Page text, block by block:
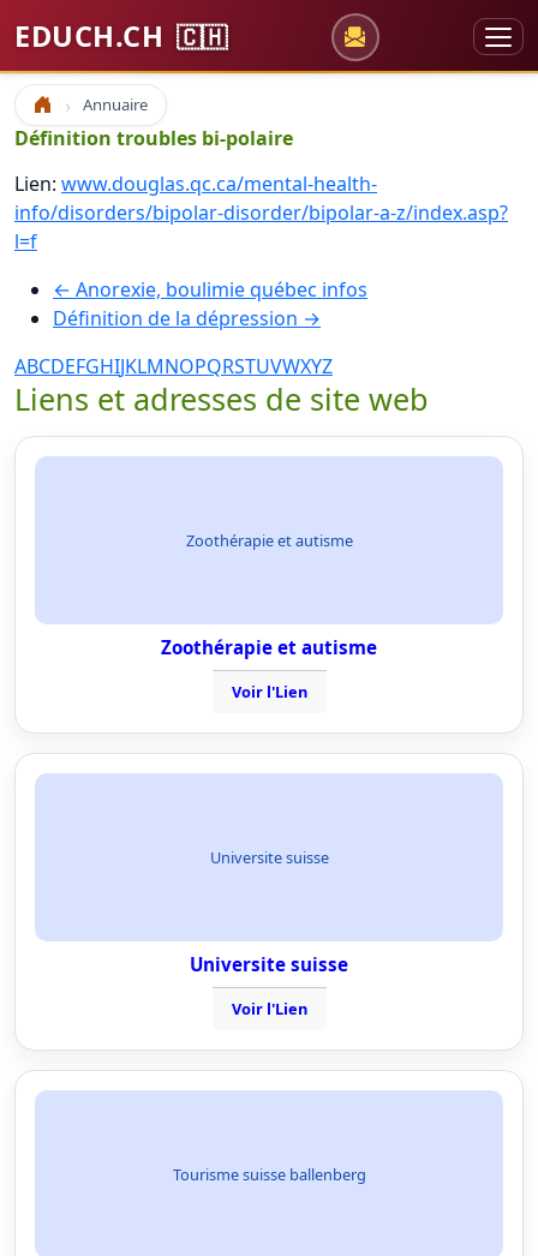
EDUCH.CH 🇨🇭
Accueil Annuaire
Définition troubles bi-polaire
Lien: www.douglas.qc.ca/mental-health-
info/disorders/bipolar-disorder/bipolar-a-z/index.asp?
l=f
← Anorexie, boulimie québec infos
Définition de la dépression →
ABCDEFGHIJKLMNOPQRSTUVWXYZ
Liens et adresses de site web
Zoothérapie et autisme
Zoothérapie et autisme
Voir l'Lien
Universite suisse
Universite suisse
Voir l'Lien
Tourisme suisse ballenberg